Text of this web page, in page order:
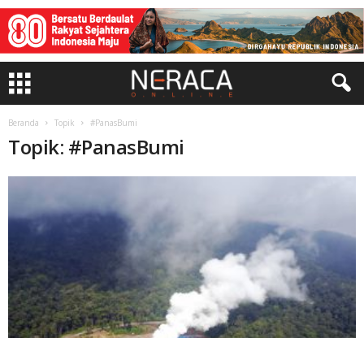
Beranda Topik #PanasBumi
Topik: #PanasBumi